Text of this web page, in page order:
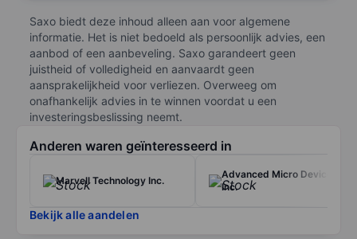
datacenterinfrastructuur. SuperMicro integreert zijn
hardware met open-standaard componenten en richt
zich op energiezuinige ontwerpen die zijn afgestemd op
veeleisende rekentaken. Het bedrijf heeft overal ter
wereld klanten in verschillende sectoren, waaronder
clouddienstverleners, onderzoeksinstellingen en
industriële automatisering.
Super Micro Computer noteert op de NASDAQ.
Saxo biedt deze inhoud alleen aan voor algemene
informatie. Het is niet bedoeld als persoonlijk advies, een
aanbod of een aanbeveling. Saxo garandeert geen
juistheid of volledigheid en aanvaardt geen
aansprakelijkheid voor verliezen. Overweeg om
onafhankelijk advies in te winnen voordat u een
investeringsbeslissing neemt.
Anderen waren geïnteresseerd in
Marvell Technology Inc.
Advanced Micro Devices
Inc.
Bekijk alle aandelen